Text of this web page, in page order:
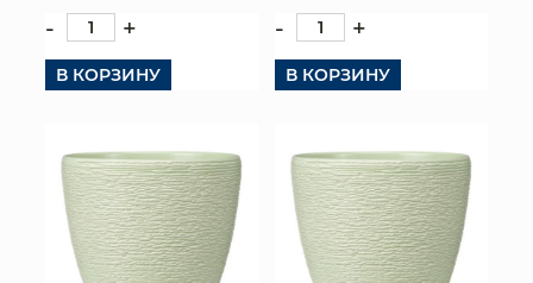
- +
В КОРЗИНУ
- +
В КОРЗИНУ